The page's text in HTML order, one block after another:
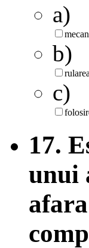
a)
b)
c)
17.
unui